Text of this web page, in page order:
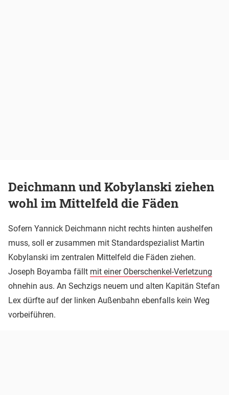
Deichmann und Kobylanski ziehen
wohl im Mittelfeld die Fäden
Sofern Yannick Deichmann nicht rechts hinten aushelfen
muss, soll er zusammen mit Standardspezialist Martin
Kobylanski im zentralen Mittelfeld die Fäden ziehen.
Joseph Boyamba fällt mit einer Oberschenkel-Verletzung
ohnehin aus. An Sechzigs neuem und alten Kapitän Stefan
Lex dürfte auf der linken Außenbahn ebenfalls kein Weg
vorbeiführen.